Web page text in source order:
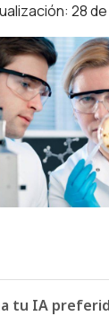
28
tu IA